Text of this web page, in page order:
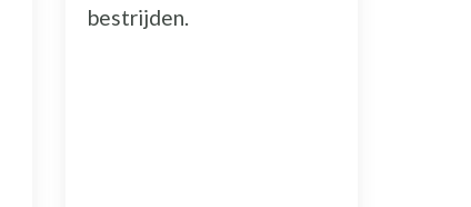
bestrijden.